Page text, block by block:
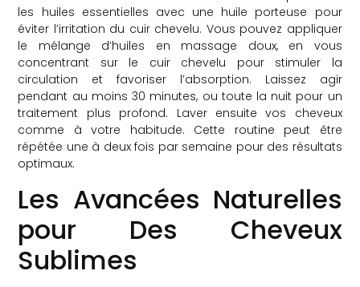
les huiles essentielles avec une huile porteuse pour
éviter l’irritation du cuir chevelu. Vous pouvez appliquer
le mélange d’huiles en massage doux, en vous
concentrant sur le cuir chevelu pour stimuler la
circulation et favoriser l’absorption. Laissez agir
pendant au moins 30 minutes, ou toute la nuit pour un
traitement plus profond. Laver ensuite vos cheveux
comme à votre habitude. Cette routine peut être
répétée une à deux fois par semaine pour des résultats
optimaux.
Les Avancées Naturelles
pour Des Cheveux
Sublimes